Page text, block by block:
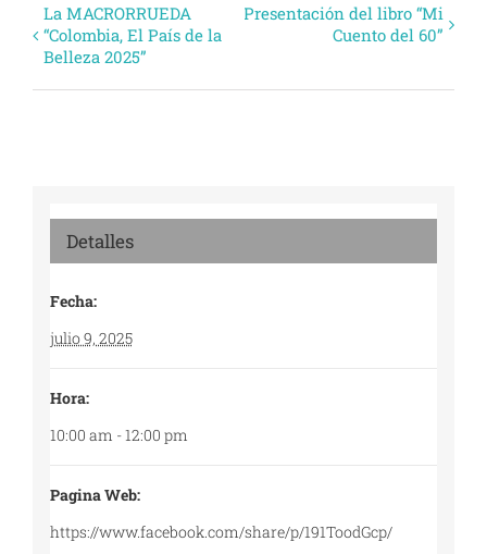
Evento
Navegación
La MACRORRUEDA
“Colombia, El País de la
Belleza 2025”
Presentación del libro “Mi
Cuento del 60”
Detalles
Fecha:
julio 9, 2025
Hora:
10:00 am - 12:00 pm
Pagina Web:
https://www.facebook.com/share/p/191ToodGcp/